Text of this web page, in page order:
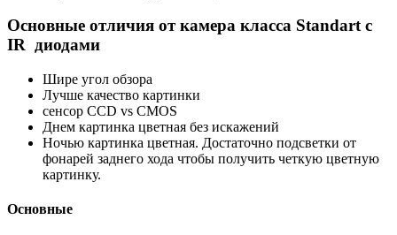
Основные отличия от камера класса Standart с
IR диодами
Шире угол обзора
Лучше качество картинки
сенсор CCD vs CMOS
Днем картинка цветная без искажений
Ночью картинка цветная. Достаточно подсветки от
фонарей заднего хода чтобы получить четкую цветную
картинку.
Основные